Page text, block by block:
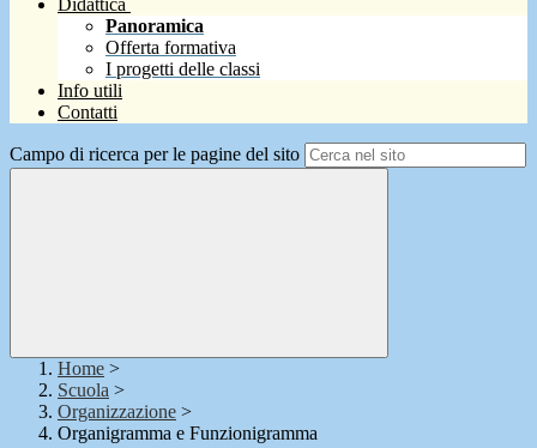
Didattica
Panoramica
Offerta formativa
I progetti delle classi
Info utili
Contatti
Campo di ricerca per le pagine del sito
Home >
Scuola >
Organizzazione >
Organigramma e Funzionigramma